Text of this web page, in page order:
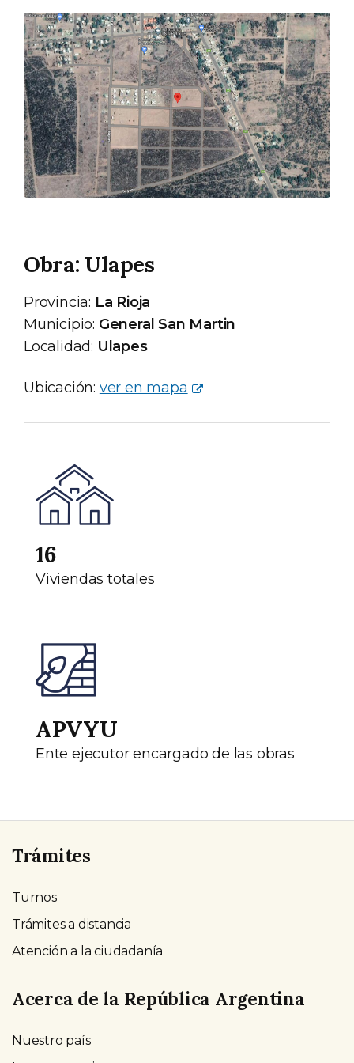
Obra: Ulapes
Provincia: La Rioja
Municipio: General San Martin
Localidad: Ulapes
Ubicación: ver en mapa
16
Viviendas totales
APVYU
Ente ejecutor encargado de las obras
Trámites
Turnos
Trámites a distancia
Atención a la ciudadanía
Acerca de la República Argentina
Nuestro país